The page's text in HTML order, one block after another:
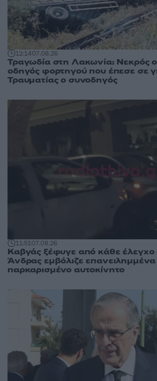
12:1407.08.26
Τραγωδία στη Λακωνία: Νεκρός
οδηγός φορτηγού που έπεσε σε
Τραυματίας ο συνοδηγός
11:5107.08.26
Καβγάς ξέφυγε από κάθε
Άνδρας εμβόλιζε επανειλημμένα
παρκαρισμένο αυτοκίνητο